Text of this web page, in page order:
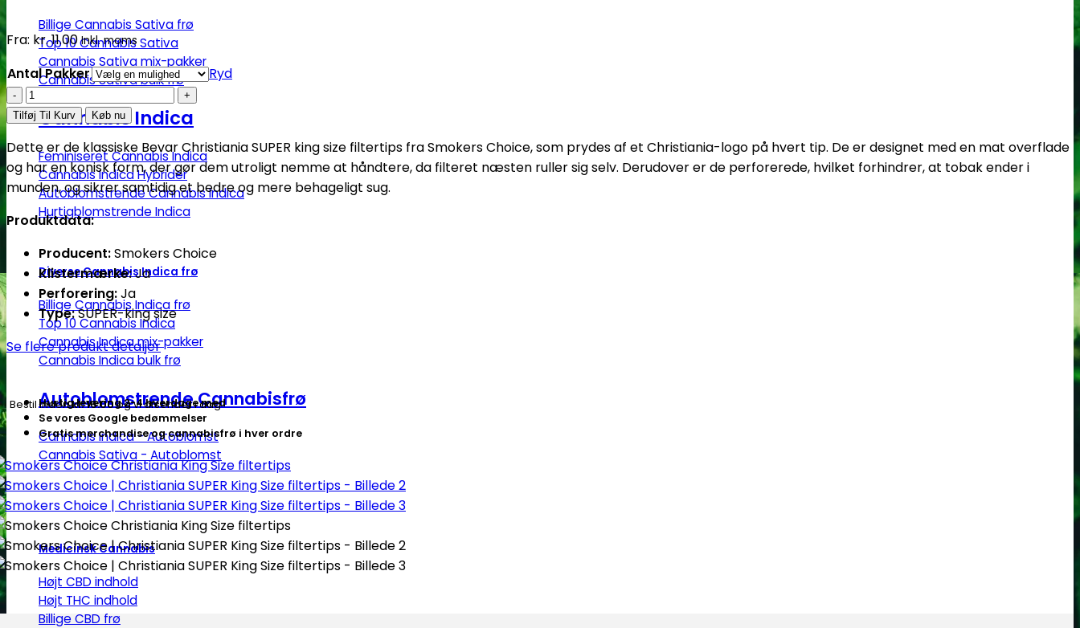
Billige Cannabis Sativa frø
Top 10 Cannabis Sativa
Cannabis Sativa mix-pakker
Cannabis Sativa bulk frø
Cannabis Indica
Feminiseret Cannabis Indica
Cannabis Indica Hybrider
Autoblomstrende Cannabis Indica
Hurtigblomstrende Indica
Diverse Cannabis Indica frø
Billige Cannabis Indica frø
Top 10 Cannabis Indica
Cannabis Indica mix-pakker
Cannabis Indica bulk frø
Autoblomstrende Cannabisfrø
Cannabis Indica - Autoblomst
Cannabis Sativa - Autoblomst
Medicinsk Cannabis
Højt CBD indhold
Højt THC indhold
Billige CBD frø
Fra: kr.11.00 Inkl. moms
Antal Pakker
Ryd
Smokers
Choice
Christiania
SUPER
King
Size
antal
Tilføj Til Kurv Køb nu
Dette er de klassiske Bevar Christiania SUPER king size filtertips fra Smokers Choice, som prydes af et Christiania-logo på hvert tip. De er designet med en mat overflade
og har en konisk form, der gør dem utroligt nemme at håndtere, da filteret næsten ruller sig selv. Derudover er de perforerede, hvilket forhindrer, at tobak ender i
munden, og sikrer samtidig et bedre og mere behageligt sug.
Produktdata:
Producent:Smokers Choice
Klistermærke:Ja
Perforering:Ja
Type:SUPER-king size
Se flere produkt detaljer
Bestil indenkl. 16.00og vi afsender i dag
Hurtig levering 2-4 hverdage med
Se vores Google bedømmelser
Gratis merchandise og cannabisfrø i hver ordre